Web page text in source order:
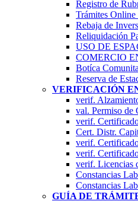
Registro de
Trámites
Rebaja de
Reliquidación
USO DE
COMERCIO
Botíca
Reserva de
VERIFICACIÓN
verif.
val. Permiso de
verif.
Cert. Distr.
verif.
verif.
verif. Licencias
Constancias
Constancias
GUÍA DE